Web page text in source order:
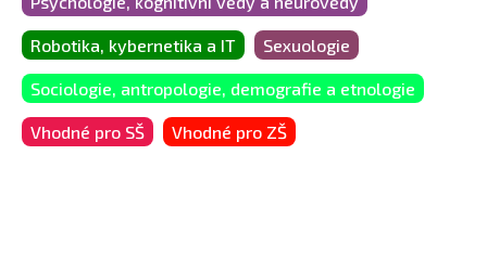
Robotika, kybernetika a IT Sexuologie
Sociologie, antropologie, demografie a etnologie
Vhodné pro SŠ Vhodné pro ZŠ